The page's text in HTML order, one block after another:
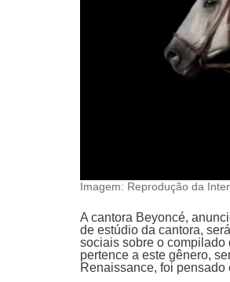
Imagem: Reprodução da
A cantora Beyoncé,
de estúdio da cantora,
sociais sobre o compilado
pertence a este gênero,
Renaissance, foi